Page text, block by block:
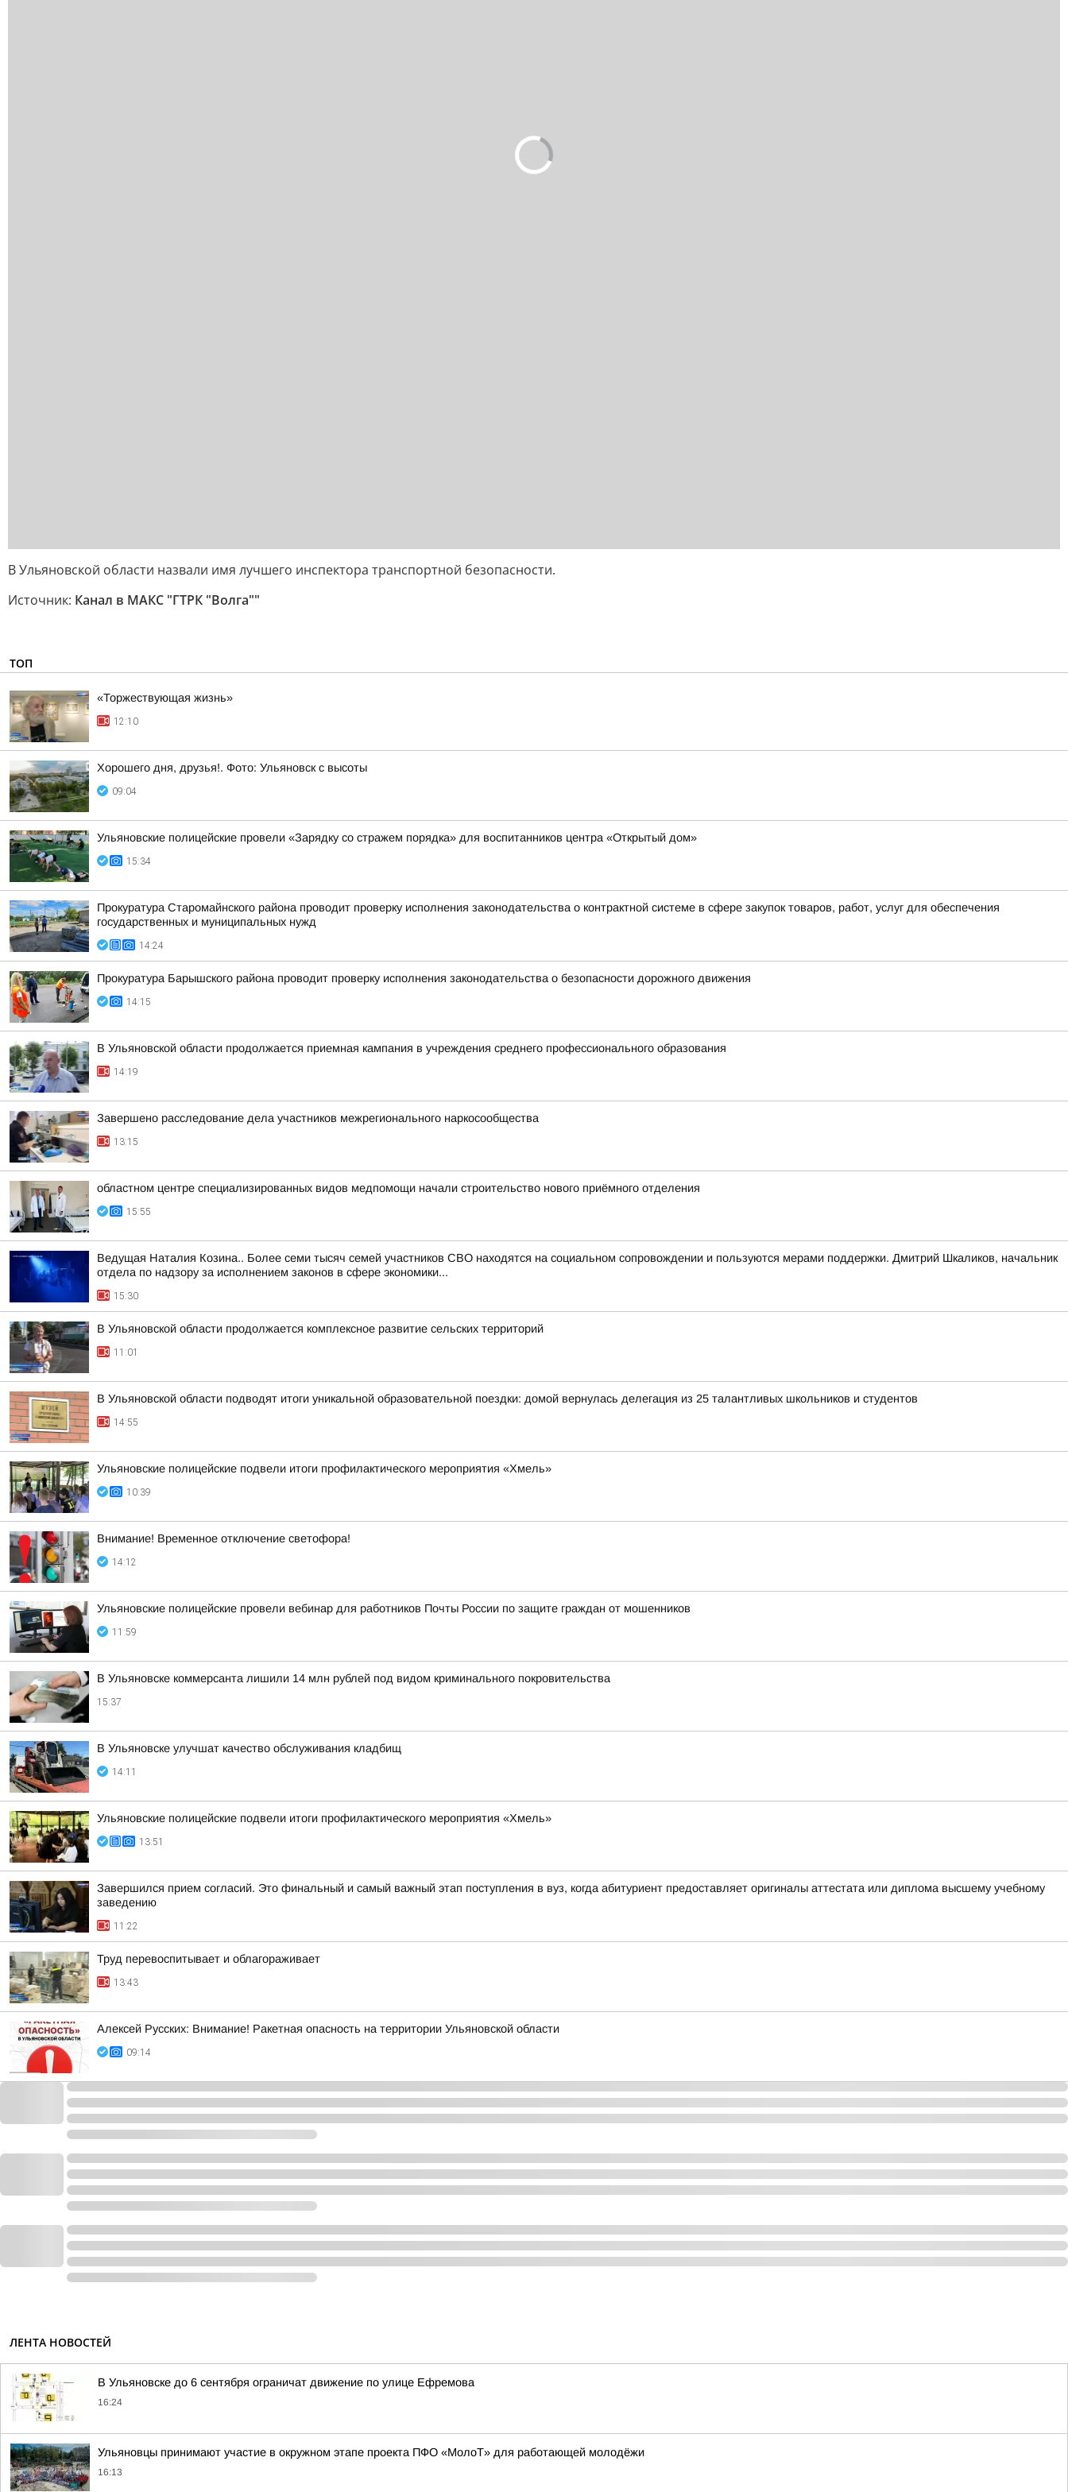
В Ульяновской области назвали имя лучшего инспектора транспортной безопасности.
Источник: Канал в МАКС "ГТРК "Волга""
ТОП
«Торжествующая жизнь»
12:10
Хорошего дня, друзья!. Фото: Ульяновск с высоты
09:04
Ульяновские полицейские провели «Зарядку со стражем порядка» для воспитанников центра «Открытый дом»
15:34
Прокуратура Старомайнского района проводит проверку исполнения законодательства о контрактной системе в сфере закупок товаров, работ, услуг для обеспечения
государственных и муниципальных нужд
14:24
Прокуратура Барышского района проводит проверку исполнения законодательства о безопасности дорожного движения
14:15
В Ульяновской области продолжается приемная кампания в учреждения среднего профессионального образования
14:19
Завершено расследование дела участников межрегионального наркосообщества
13:15
областном центре специализированных видов медпомощи начали строительство нового приёмного отделения
15:55
Ведущая Наталия Козина.. Более семи тысяч семей участников СВО находятся на социальном сопровождении и пользуются мерами поддержки. Дмитрий Шкаликов, начальник
отдела по надзору за исполнением законов в сфере экономики...
15:30
В Ульяновской области продолжается комплексное развитие сельских территорий
11:01
В Ульяновской области подводят итоги уникальной образовательной поездки: домой вернулась делегация из 25 талантливых школьников и студентов
14:55
Ульяновские полицейские подвели итоги профилактического мероприятия «Хмель»
10:39
Внимание! Временное отключение светофора!
14:12
Ульяновские полицейские провели вебинар для работников Почты России по защите граждан от мошенников
11:59
В Ульяновске коммерсанта лишили 14 млн рублей под видом криминального покровительства
15:37
В Ульяновске улучшат качество обслуживания кладбищ
14:11
Ульяновские полицейские подвели итоги профилактического мероприятия «Хмель»
13:51
Завершился прием согласий. Это финальный и самый важный этап поступления в вуз, когда абитуриент предоставляет оригиналы аттестата или диплома высшему учебному
заведению
11:22
Труд перевоспитывает и облагораживает
13:43
Алексей Русских: Внимание! Ракетная опасность на территории Ульяновской области
09:14
ЛЕНТА НОВОСТЕЙ
В Ульяновске до 6 сентября ограничат движение по улице Ефремова
16:24
Ульяновцы принимают участие в окружном этапе проекта ПФО «МолоТ» для работающей молодёжи
16:13